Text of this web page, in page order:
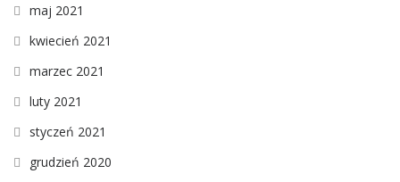
maj 2021
kwiecień 2021
marzec 2021
luty 2021
styczeń 2021
grudzień 2020